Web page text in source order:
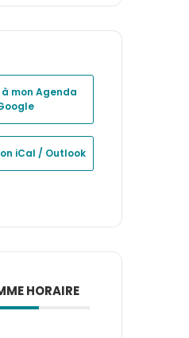
mon Agenda
iCal / Outlook
HORAIRE